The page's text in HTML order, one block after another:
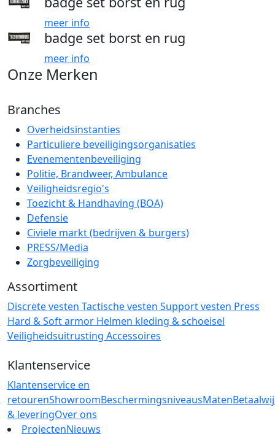
meer info
badge set borst en rug
meer info
Onze Merken
Branches
Overheidsinstanties
Particuliere beveiligingsorganisaties
Evenementenbeveiliging
Politie, Brandweer, Ambulance
Veiligheidsregio's
Toezicht & Handhaving (BOA)
Defensie
Civiele markt (bedrijven & burgers)
PRESS/Media
Zorgbeveiliging
Assortiment
Discrete vesten Tactische vesten Support vesten Press
Hard & Soft armor Helmen kleding & schoeisel
Veiligheidsuitrusting Accessoires
Klantenservice
Klantenservice en
retourenShowroomBeschermingsniveausMaten
& leveringOver ons
ProjectenNieuws